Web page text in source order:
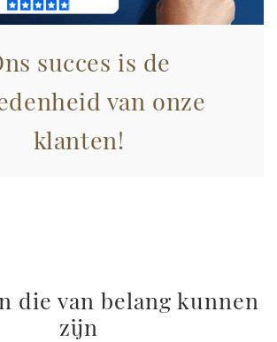
che ha fornito loro o che hanno
succes is de
van onze
klanten!
die van belang kunnen
zijn